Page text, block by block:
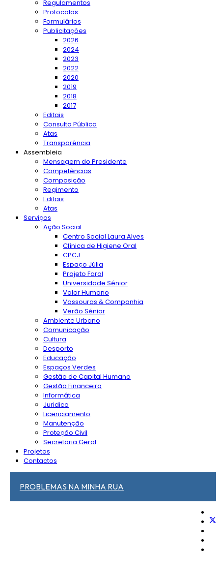
Regulamentos
Protocolos
Formulários
Publicitações
2026
2024
2023
2022
2020
2019
2018
2017
Editais
Consulta Pública
Atas
Transparência
Assembleia
Mensagem do Presidente
Competências
Composição
Regimento
Editais
Atas
Serviços
Ação Social
Centro Social Laura Alves
Clínica de Higiene Oral
CPCJ
Espaço Júlia
Projeto Farol
Universidade Sénior
Valor Humano
Vassouras & Companhia
Verão Sénior
Ambiente Urbano
Comunicação
Cultura
Desporto
Educação
Espaços Verdes
Gestão de Capital Humano
Gestão Financeira
Informática
Juridico
Licenciamento
Manutenção
Proteção Civil
Secretaria Geral
Projetos
Contactos
PROBLEMAS NA MINHA RUA